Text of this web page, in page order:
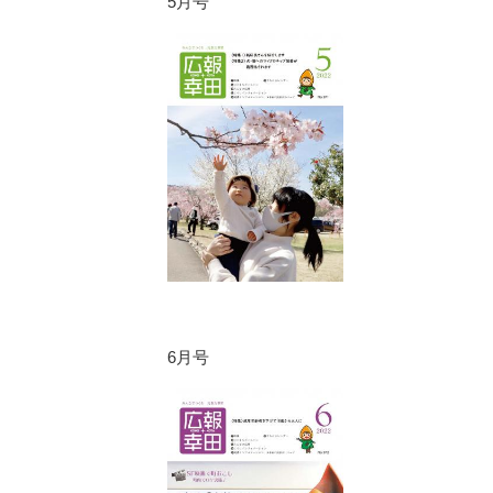
6月号